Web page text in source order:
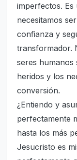
imperfectos. Es
necesitamos
confianza y
transformador.
seres humanos
heridos y los
conversión.
¿Entiendo y
perfectamente
hasta los más
Jesucristo es